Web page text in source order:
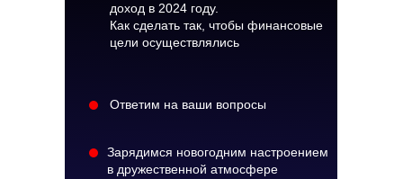
доход в 2024 году.
Как сделать так, чтобы финансовые
цели осуществлялись
Ответим на ваши вопросы
Зарядимся новогодним настроением
в дружественной атмосфере